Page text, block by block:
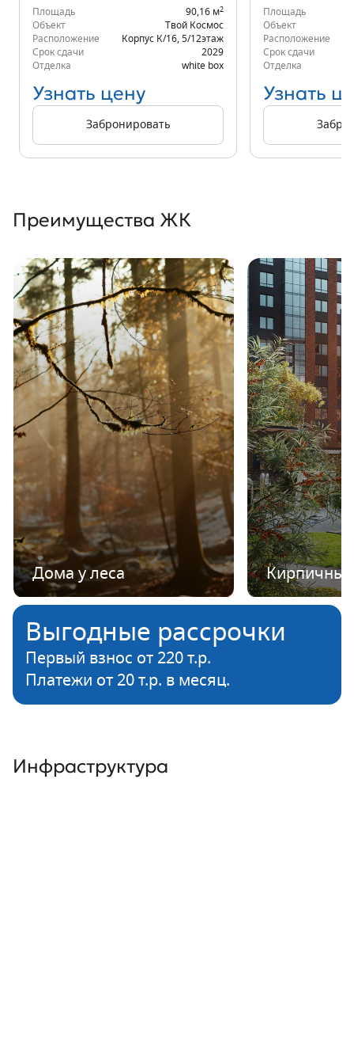
Площадь 90,16 м2
Объект
Твой Космос
Расположение
Корпус К/16 5/12этаж
Срок сдачи
2029
Отделка
white box
Узнать цену
Забронировать
Площадь
Объект
Расположение
Срок сдачи
Отделка
Узнать
Преимущества ЖК
Дома у леса
Выгодные рассрочки
Первый взнос от 220 т.р.
Платежи от 20 т.р. в месяц.
Инфраструктура